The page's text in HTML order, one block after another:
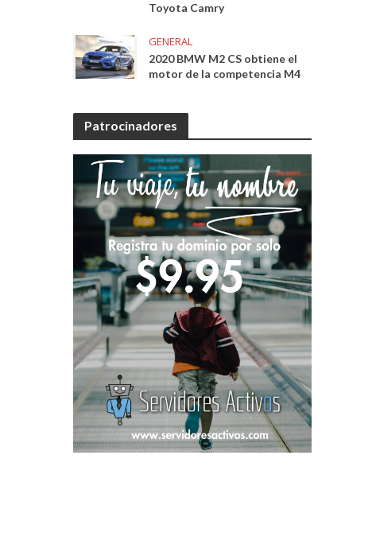
Toyota Camry
GENERAL
2020 BMW M2 CS obtiene el
motor de la competencia M4
Patrocinadores